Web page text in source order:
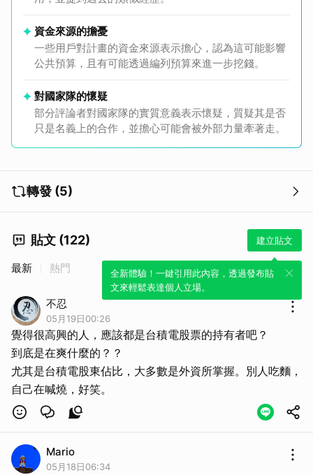
資金來源的擔憂
一些用戶對計畫的資金來源表示擔心，認為這可能影響
公共預算，且有可能透過編列預算來進一步挖錢。
對國家隊的懷疑
部分評論者對國家隊的實質意義表示懷疑，質疑其是否
只是名義上的合作，並擔心可能會被外部力量牽著走。
轉發 (5)
貼文 (122) 建立貼文
全新體驗！一鍵引用此內容，透過發布貼
文來輕鬆表達個人立場。
最新 熱門
不忍
05月19日00:26
覺得很高興的人，應該都是台積電股票的持有者吧？
到底是在爽什麼的？？
尤其是台積電股東佔比，大多數是外資所掌握。別人吃麵，
自己在喊燒，好笑。
Mario
05月18日06:34